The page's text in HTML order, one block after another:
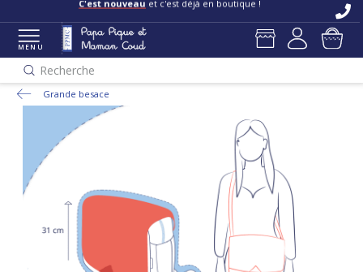
C'est nouveau et c'est déjà en boutique !
MENU
Recherche
Grande besace